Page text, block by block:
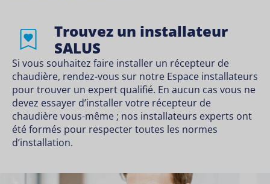
Trouvez un installateur
SALUS
Si vous souhaitez faire installer un récepteur de
chaudière, rendez-vous sur notre Espace installateurs
pour trouver un expert qualifié. En aucun cas vous ne
devez essayer d’installer votre récepteur de
chaudière vous-même ; nos installateurs experts ont
été formés pour respecter toutes les normes
d’installation.